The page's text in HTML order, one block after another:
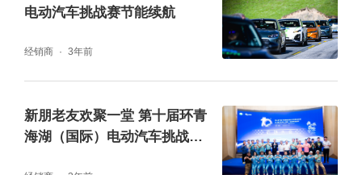
赛行业领航奖也“名花有主”，开奖嘉宾：北京
工业大学能源与动力工程学院汽车工程系教授
电动汽车挑战赛节能续航
经销商 3年前
新朋老友欢聚一堂 第十届环青
海湖（国际）电动汽车挑战赛